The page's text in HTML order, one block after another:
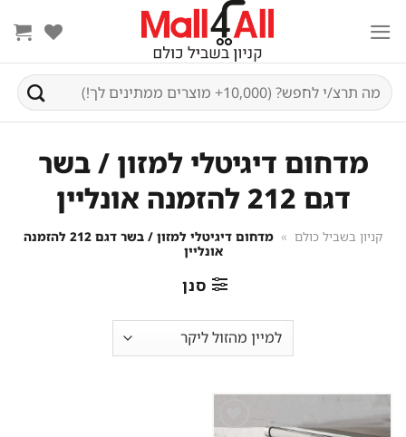
content
חיפוש
עבור:
מדחום דיגיטלי למזון / בשר
דגם 212 להזמנה אונליין
קניון בשביל כולם »
מדחום דיגיטלי למזון / בשר דגם 212 להזמנה
אונליין
סנן